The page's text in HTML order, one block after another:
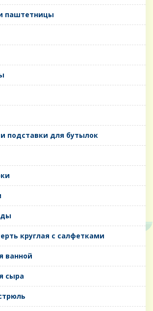
паштетницы
подставки для бутылок
круглая с салфетками
ванной
сыра